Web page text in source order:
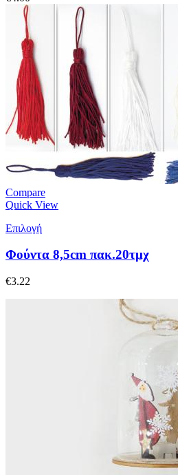
Compare
Quick View
Επιλογή
Φούντα 8,5cm πακ.20τμχ
€3.22